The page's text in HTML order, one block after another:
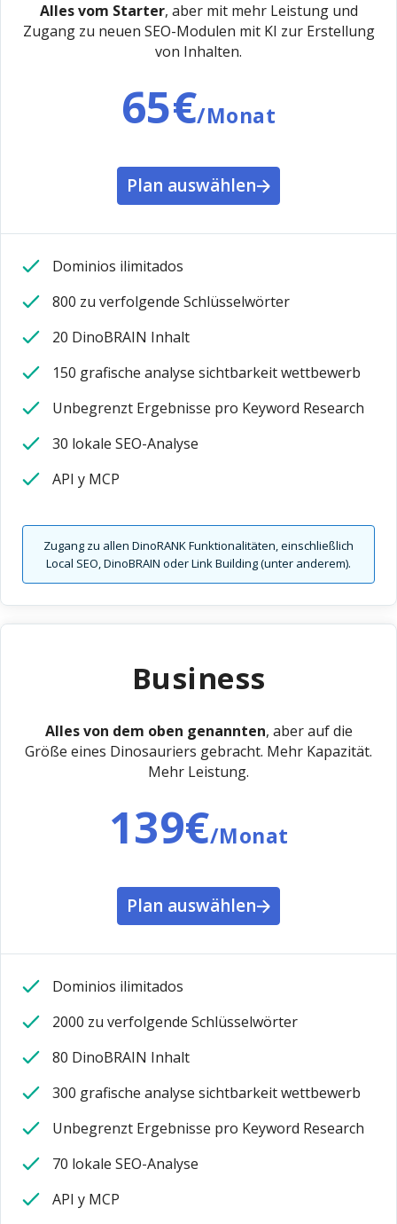
Alles vom Starter, aber mit mehr Leistung und
Zugang zu neuen SEO-Modulen mit KI zur Erstellung
von Inhalten.
65€/Monat
Plan auswählen
Dominios ilimitados
800 zu verfolgende Schlüsselwörter
20 DinoBRAIN Inhalt
150 grafische analyse sichtbarkeit wettbewerb
Unbegrenzt Ergebnisse pro Keyword Research
30 lokale SEO-Analyse
API y MCP
Zugang zu allen DinoRANK Funktionalitäten, einschließlich
Local SEO, DinoBRAIN oder Link Building (unter anderem).
Business
Alles von dem oben genannten, aber auf die
Größe eines Dinosauriers gebracht. Mehr Kapazität.
Mehr Leistung.
139€/Monat
Plan auswählen
Dominios ilimitados
2000 zu verfolgende Schlüsselwörter
80 DinoBRAIN Inhalt
300 grafische analyse sichtbarkeit wettbewerb
Unbegrenzt Ergebnisse pro Keyword Research
70 lokale SEO-Analyse
API y MCP